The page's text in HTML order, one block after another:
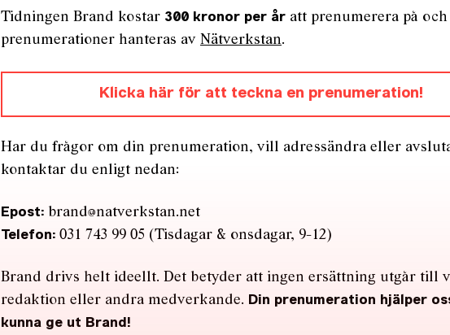
Tidningen Brand kostar 300 kronor per år att prenumerera på
prenumerationer hanteras av Nätverkstan.
Klicka här för att teckna en prenumeration!
Har du frågor om din prenumeration, vill adressändra eller
kontaktar du enligt nedan:
Epost: brand@natverkstan.net
Telefon: 031 743 99 05 (Tisdagar & onsdagar, 9-12)
Brand drivs helt ideellt. Det betyder att ingen ersättning utgår till
redaktion eller andra medverkande. Din prenumeration hjälper
kunna ge ut Brand!